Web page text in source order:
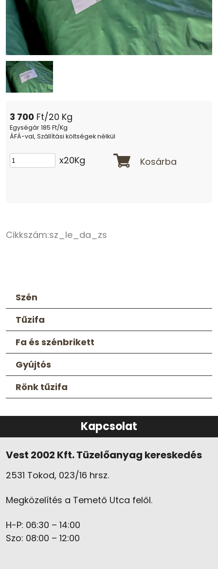
Szén
Tűzifa
Fa és szénbrikett
Gyújtós
Rönk tűzifa
3 700 Ft/20 Kg
Egységár 185 Ft/Kg
ÁFÁ-val, Szállítási költségek nélkül
x20Kg Kosárba
Cikkszám:sz_le_da_zs
Kapcsolat
Vest 2002 Kft. Tüzelőanyag kereskedés
2531 Tokod, 023/16 hrsz.
Megközelítés a Temető Utca felől.
H-P: 06:30 – 14:00
Szo: 08:00 – 12:00